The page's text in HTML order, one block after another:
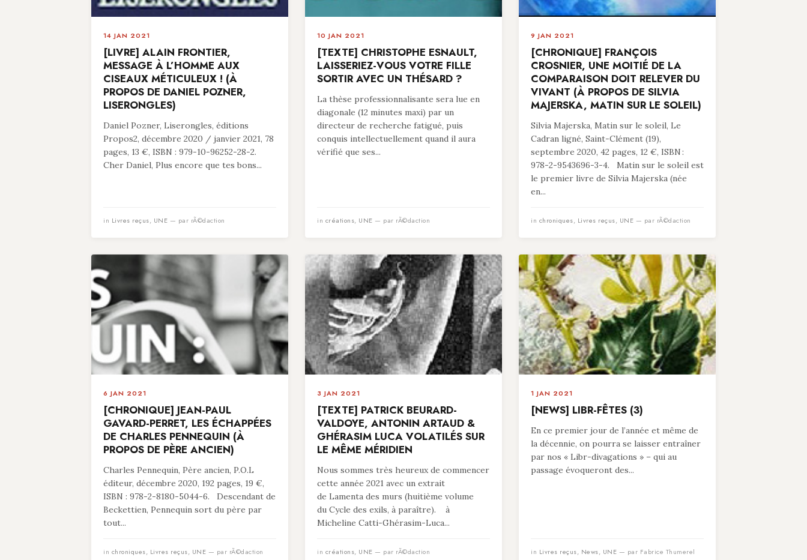
14 JAN 2021
[LIVRE] ALAIN FRONTIER,
MESSAGE À L’HOMME AUX
CISEAUX MÉTICULEUX ! (À
PROPOS DE DANIEL POZNER,
LISERONGLES)
Daniel Pozner, Liserongles, éditions
Propos2, décembre 2020 / janvier 2021, 78
pages, 13 €, ISBN : 979-10-96252-28-2.
Cher Daniel, Plus encore que tes bons...
in Livres reçus, UNE — par rÃ©daction
10 JAN 2021
[TEXTE] CHRISTOPHE ESNAULT,
LAISSERIEZ-VOUS VOTRE FILLE
SORTIR AVEC UN THÉSARD ?
La thèse professionnalisante sera lue en
diagonale (12 minutes maxi) par un
directeur de recherche fatigué, puis
conquis intellectuellement quand il aura
vérifié que ses...
in créations, UNE — par rÃ©daction
9 JAN 2021
[CHRONIQUE] FRANÇOIS
CROSNIER, UNE MOITIÉ DE LA
COMPARAISON DOIT RELEVER DU
VIVANT (À PROPOS DE SILVIA
MAJERSKA, MATIN SUR LE SOLEIL)
Silvia Majerska, Matin sur le soleil, Le
Cadran ligné, Saint-Clément (19),
septembre 2020, 42 pages, 12 €, ISBN :
978-2-9543696-3-4. Matin sur le soleil est
le premier livre de Silvia Majerska (née
en...
in chroniques, Livres reçus, UNE — par rÃ©daction
6 JAN 2021
[CHRONIQUE] JEAN-PAUL
GAVARD-PERRET, LES ÉCHAPPÉES
DE CHARLES PENNEQUIN (À
PROPOS DE PÈRE ANCIEN)
Charles Pennequin, Père ancien, P.O.L
éditeur, décembre 2020, 192 pages, 19 €,
ISBN : 978-2-8180-5044-6. Descendant de
Beckettien, Pennequin sort du père par
tout...
in chroniques, Livres reçus, UNE — par rÃ©daction
3 JAN 2021
[TEXTE] PATRICK BEURARD-
VALDOYE, ANTONIN ARTAUD &
GHÉRASIM LUCA VOLATILÉS SUR
LE MÊME MÉRIDIEN
Nous sommes très heureux de commencer
cette année 2021 avec un extrait
de Lamenta des murs (huitième volume
du Cycle des exils, à paraître). à
Micheline Catti-Ghérasim-Luca...
in créations, UNE — par rÃ©daction
1 JAN 2021
[NEWS] LIBR-FÊTES (3)
En ce premier jour de l’année et même de
la décennie, on pourra se laisser entraîner
par nos « Libr-divagations » – qui au
passage évoqueront des...
in Livres reçus, News, UNE — par Fabrice Thumerel